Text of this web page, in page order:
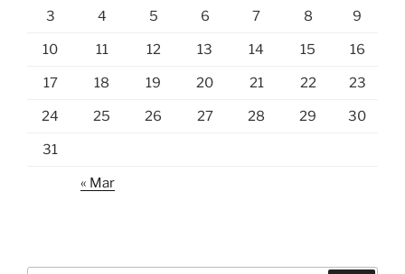
3 4 5 6 7 8 9
10 11 12 13 14 15 16
17 18 19 20 21 22 23
24 25 26 27 28 29 30
31
« Mar